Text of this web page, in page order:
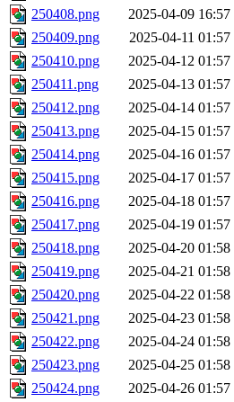
250408.png
2025-04-09 16:57
250409.png
2025-04-11 01:57
250410.png
2025-04-12 01:57
250411.png
2025-04-13 01:57
250412.png
2025-04-14 01:57
250413.png
2025-04-15 01:57
250414.png
2025-04-16 01:57
250415.png
2025-04-17 01:57
250416.png
2025-04-18 01:57
250417.png
2025-04-19 01:57
250418.png
2025-04-20 01:58
250419.png
2025-04-21 01:58
250420.png
2025-04-22 01:58
250421.png
2025-04-23 01:58
250422.png
2025-04-24 01:58
250423.png
2025-04-25 01:58
250424.png
2025-04-26 01:57